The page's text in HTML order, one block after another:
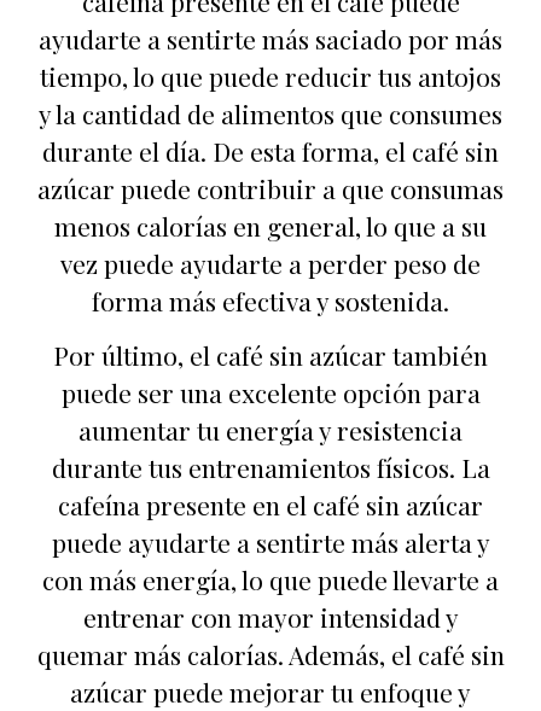
ayudarte a sentirte más saciado por más
tiempo, lo que puede reducir tus antojos
y la cantidad de alimentos que consumes
durante el día. De esta forma, el café sin
azúcar puede contribuir a que consumas
menos calorías en general, lo que a su
vez puede ayudarte a perder peso de
forma más efectiva y sostenida.
Por último, el café sin azúcar también
puede ser una excelente opción para
aumentar tu energía y resistencia
durante tus entrenamientos físicos. La
cafeína presente en el café sin azúcar
puede ayudarte a sentirte más alerta y
con más energía, lo que puede llevarte a
entrenar con mayor intensidad y
quemar más calorías. Además, el café sin
azúcar puede mejorar tu enfoque y